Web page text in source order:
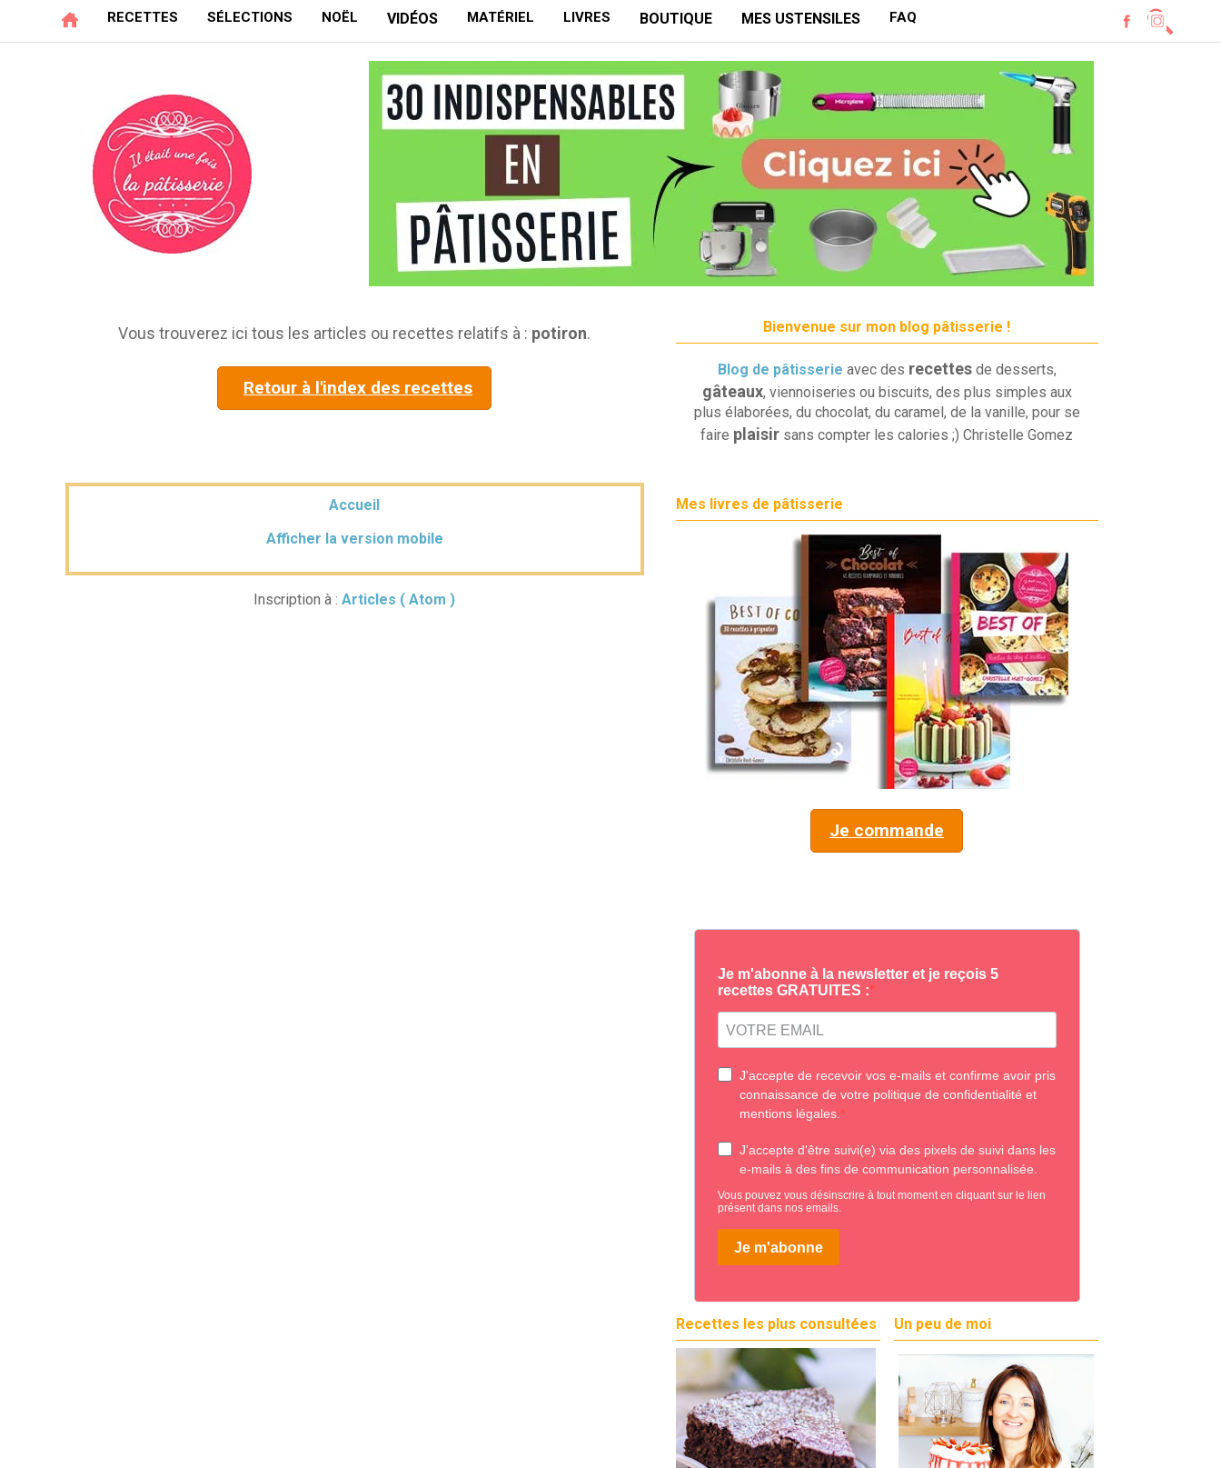
RECETTES SÉLECTIONS NOËL VIDÉOS MATÉRIEL LIVRES BOUTIQUE MES USTENSILES FAQ
Vous trouverez ici tous les articles ou recettes relatifs à : potiron.
Retour à l'index des recettes
Accueil
Afficher la version mobile
Inscription à :Articles ( Atom )
Bienvenue sur mon blog pâtisserie !
Blog de pâtisserie avec des recettes de desserts,
gâteaux, viennoiseries ou biscuits, des plus simples aux
plus élaborées, du chocolat, du caramel, de la vanille, pour se
faire plaisir sans compter les calories ;) Christelle Gomez
Mes livres de pâtisserie
Je commande
Recettes les plus consultées Un peu de moi